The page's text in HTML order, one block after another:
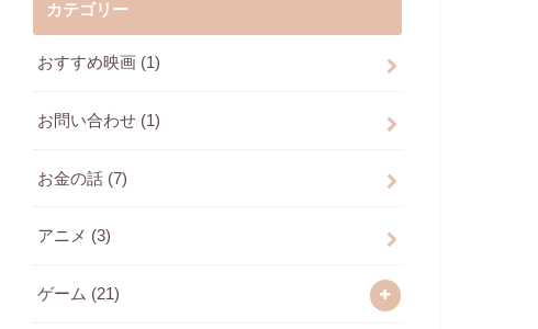
カテゴリー
おすすめ映画 (1)
お問い合わせ (1)
お金の話 (7)
アニメ (3)
ゲーム (21)